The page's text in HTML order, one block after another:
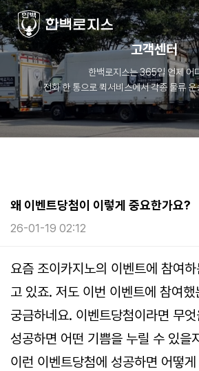
고객센터
한백로지스는 365일 언제 어
전화 한 통으로 퀵서비스에서 각종 물류
왜 이벤트당첨이 이렇게 중요한가요?
26-01-19 02:12
본문
요즘 조이카지노의 이벤트에 참여
고 있죠. 저도 이번 이벤트에 참여
궁금하네요. 이벤트당첨이라면 무
성공하면 어떤 기쁨을 누릴 수 있을
이런 이벤트당첨에 성공하면 어떻